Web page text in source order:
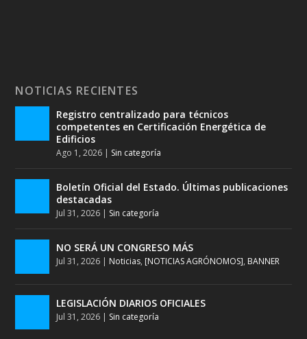
NOTICIAS RECIENTES
Registro centralizado para técnicos
competentes en Certificación Energética de
Edificios
Ago 1, 2026 | Sin categoría
Boletín Oficial del Estado. Últimas publicaciones
destacadas
Jul 31, 2026 | Sin categoría
NO SERÁ UN CONGRESO MÁS
Jul 31, 2026 | Noticias, [NOTICIAS AGRÓNOMOS], BANNER
LEGISLACIÓN DIARIOS OFICIALES
Jul 31, 2026 | Sin categoría